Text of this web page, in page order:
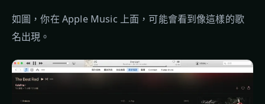
如圖，你在 Apple Music 上面，可能會看到像這樣的歌
名出現。